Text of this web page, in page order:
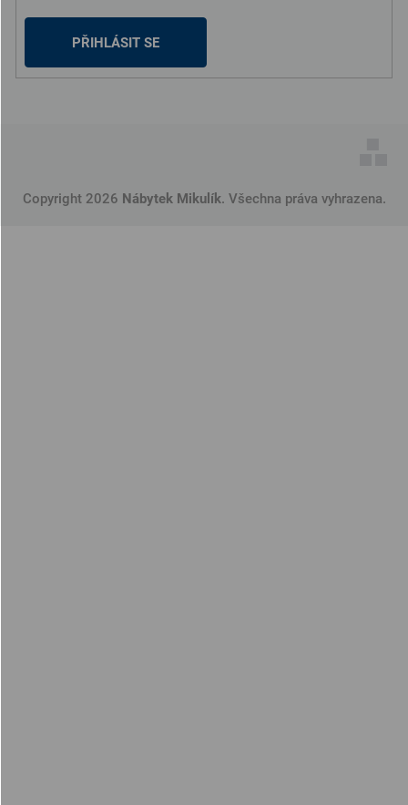
PŘIHLÁSIT SE
Copyright 2026 Nábytek Mikulík. Všechna práva vyhrazena.